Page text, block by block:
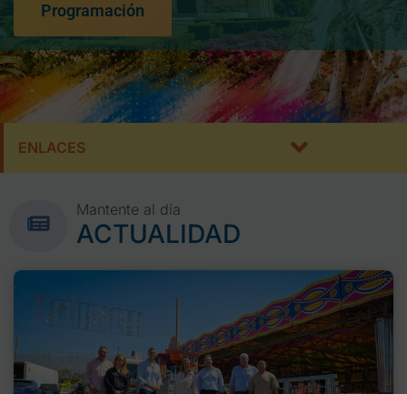
Programación
ENLACES
Mantente al día
ACTUALIDAD